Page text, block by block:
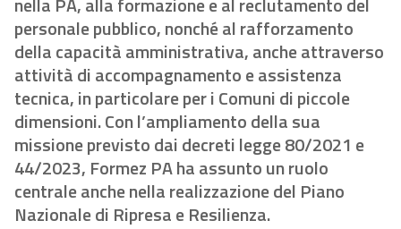
personale pubblico, nonché al rafforzamento
della capacità amministrativa, anche attraverso
attività di accompagnamento e assistenza
tecnica, in particolare per i Comuni di piccole
dimensioni. Con l’ampliamento della sua
missione previsto dai decreti legge 80/2021 e
44/2023, Formez PA ha assunto un ruolo
centrale anche nella realizzazione del Piano
Nazionale di Ripresa e Resilienza.